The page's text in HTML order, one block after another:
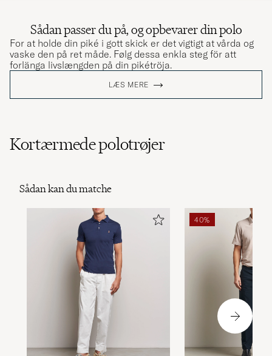
NICLAS B KØBTE PÅ CAREOFCARL.SE
Det är extra roligt att handla hos er! Kvalitativ
inköp process ,högkvalitativa sortiment med
konkurrens kraftiga priser! Det skapar en tillit
HASSAN G KØBTE PÅ CAREOFCARL.SE
super rådgivning fra kundeservice 👍💪
KØBTE PÅ CAREOFCARL.DK
Veldig fin. Bra passform. Stod til
forventningene.
KØBTE PÅ CAREOFCARL.NO
Sådan passer du på, og opbevarer din polo
For at holde din piké i gott skick er det vigtigt at vårda og
vaske den på ret måde. Følg dessa enkla steg för att
forlänga livslængden på din pikétröja.
LÆS MERE
Kortærmede polotrøjer
Sådan kan du matche
40%